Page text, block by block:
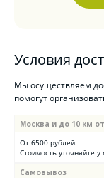
Условия
Мы осуществляем
помогут
Москва и до 10 км
От 6500 рублей.
Стоимость уточняйте
Самовывоз